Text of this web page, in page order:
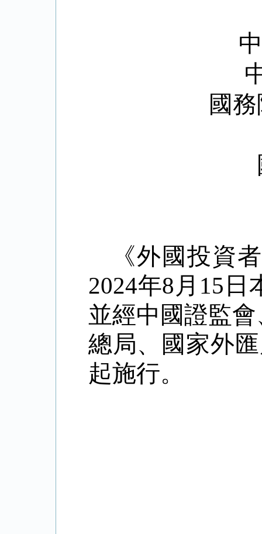
國
《外國投資
2024年8月15
並經中國證監
總局、國家外
起施行。